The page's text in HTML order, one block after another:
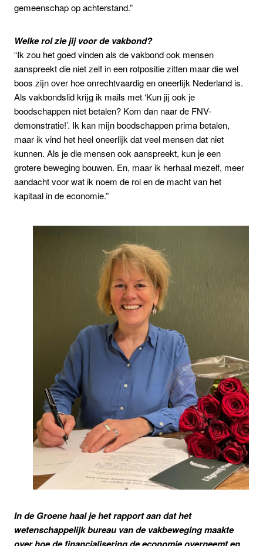
gemeenschap op achterstand.”
Welke rol zie jij voor de vakbond?
“Ik zou het goed vinden als de vakbond ook mensen
aanspreekt die niet zelf in een rotpositie zitten maar die wel
boos zijn over hoe onrechtvaardig en oneerlijk Nederland is.
Als vakbondslid krijg ik mails met ‘Kun jij ook je
boodschappen niet betalen? Kom dan naar de FNV-
demonstratie!’. Ik kan mijn boodschappen prima betalen,
maar ik vind het heel oneerlijk dat veel mensen dat niet
kunnen. Als je die mensen ook aanspreekt, kun je een
grotere beweging bouwen. En, maar ik herhaal mezelf, meer
aandacht voor wat ik noem de rol en de macht van het
kapitaal in de economie.”
In de Groene haal je het rapport aan dat het
wetenschappelijk bureau van de vakbeweging maakte